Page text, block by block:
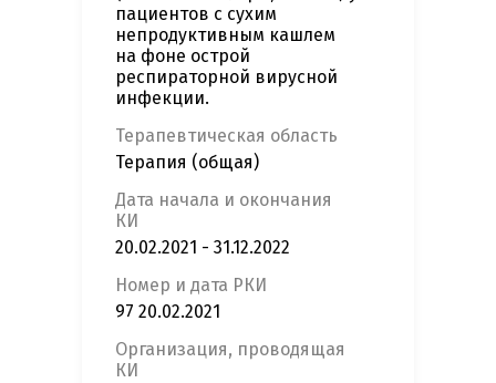
пациентов с сухим
непродуктивным кашлем
на фоне острой
респираторной вирусной
инфекции.
Терапевтическая область
Терапия (общая)
Дата начала и окончания
КИ
20.02.2021 - 31.12.2022
Номер и дата РКИ
97 20.02.2021
Организация, проводящая
КИ